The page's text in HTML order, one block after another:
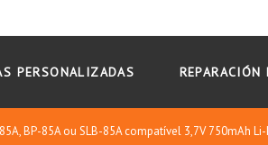
PERSONALIZADAS REPARACIÓN
BP-85A ou SLB-85A compatível 3,7V 750mAh